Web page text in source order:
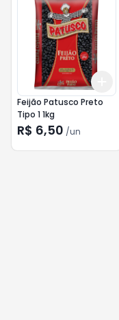
Add
Feijão Patusco Preto
Tipo 1 1kg
R$ 6,50 /un